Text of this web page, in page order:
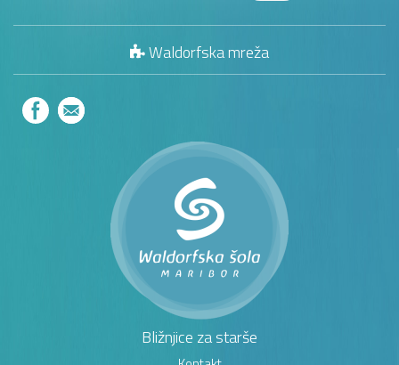
Waldorfska mreža
Bližnjice za starše